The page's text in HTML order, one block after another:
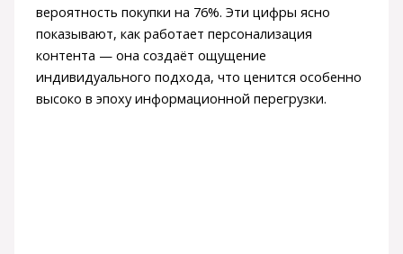
вероятность покупки на 76%. Эти цифры ясно
показывают, как работает персонализация
контента — она создаёт ощущение
индивидуального подхода, что ценится особенно
высоко в эпоху информационной перегрузки.